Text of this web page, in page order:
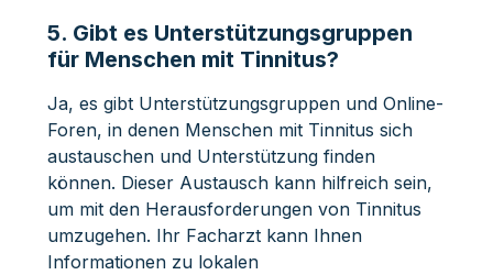
5. Gibt es Unterstützungsgruppen
für Menschen mit Tinnitus?
Ja, es gibt Unterstützungsgruppen und Online-
Foren, in denen Menschen mit Tinnitus sich
austauschen und Unterstützung finden
können. Dieser Austausch kann hilfreich sein,
um mit den Herausforderungen von Tinnitus
umzugehen. Ihr Facharzt kann Ihnen
Informationen zu lokalen